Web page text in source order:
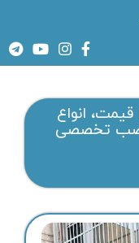
انواع
نصب تخصصی